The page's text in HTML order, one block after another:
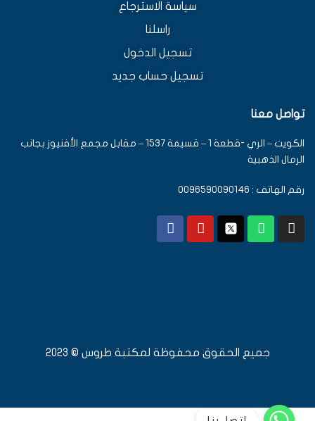
سياسة الاسترجاع
راسلنا
تسجيل الدخول
تسجيل حساب جديد
تواصل معنا
الكويت – الري -قطعة 1 – قسيمة 1537 – مقابل مجمع الأفنيوز بجانب
الرمال الذهبية
رقم الهاتف : 0096590090146
جميع الحقوق محفوظة لمكتبة طروس © 2023